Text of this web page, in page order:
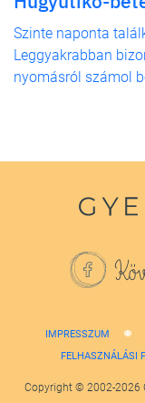
Szinte naponta
Leggyakrabban
nyomásról számol
IMPRESSZUM
FELHASZNÁLÁSI
Copyright © 2002-2026